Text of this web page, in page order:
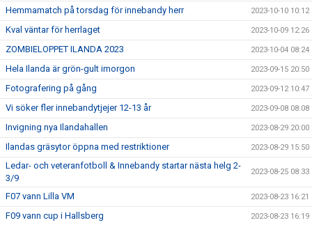
Hemmamatch på torsdag för innebandy herr 2023-10-10 10:12
Kval väntar för herrlaget 2023-10-09 12:26
ZOMBIELOPPET ILANDA 2023 2023-10-04 08:24
Hela Ilanda är grön-gult imorgon 2023-09-15 20:50
Fotografering på gång 2023-09-12 10:47
Vi söker fler innebandytjejer 12-13 år 2023-09-08 08:08
Invigning nya Ilandahallen 2023-08-29 20:00
Ilandas gräsytor öppna med restriktioner 2023-08-29 15:50
Ledar- och veteranfotboll & Innebandy startar nästa helg 2-
3/9
2023-08-25 08:33
F07 vann Lilla VM 2023-08-23 16:21
F09 vann cup i Hallsberg 2023-08-23 16:19